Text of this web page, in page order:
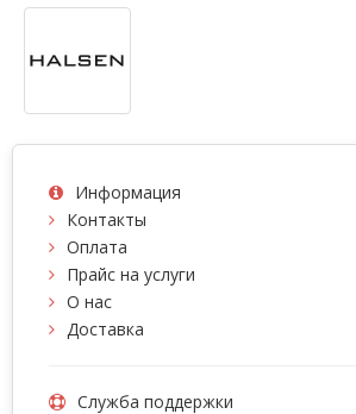
Информация
Контакты
Оплата
Прайс на услуги
О нас
Доставка
Служба поддержки